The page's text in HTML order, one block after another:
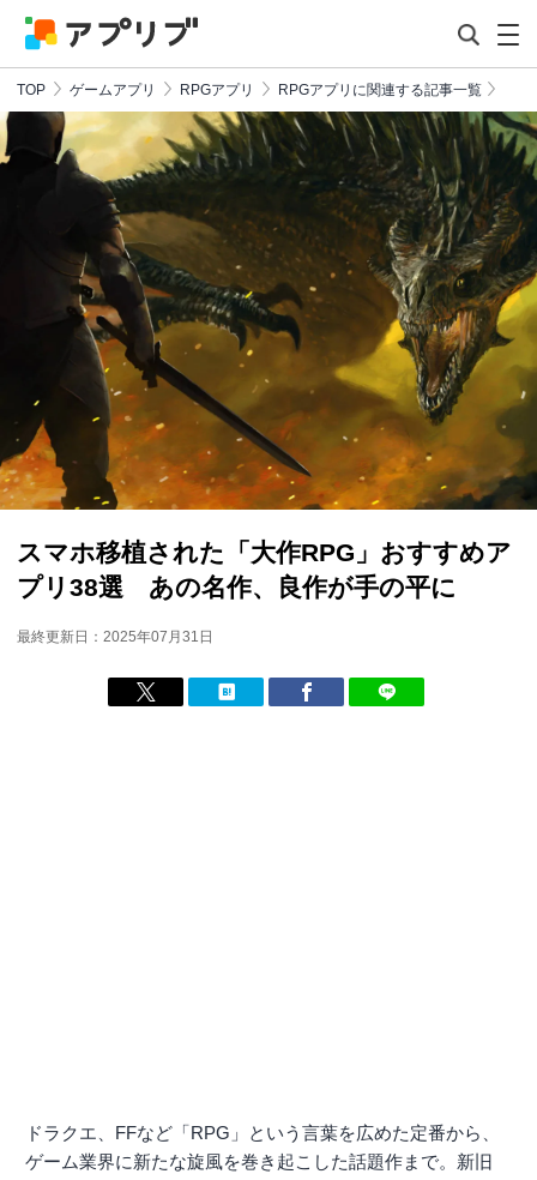
TOP ゲームアプリ RPGアプリ RPGアプリに関連する記事一覧
スマホ移植された「大作RPG」おすすめア
プリ38選 あの名作、良作が手の平に
最終更新日：2025年07月31日
ドラクエ、FFなど「RPG」という言葉を広めた定番から、
ゲーム業界に新たな旋風を巻き起こした話題作まで。新旧